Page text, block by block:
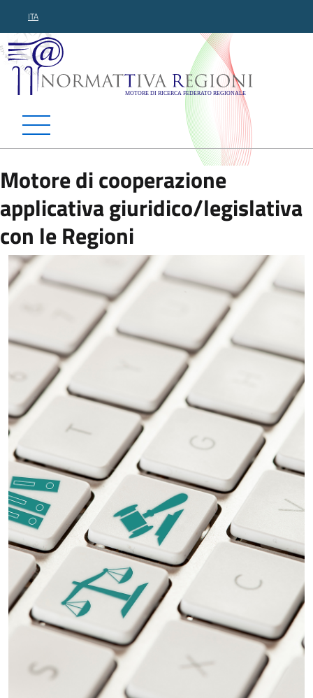
ITA
Normattiva Regioni -
Motore di cooperazione
applicativa giuridico/legislativa
con le Regioni